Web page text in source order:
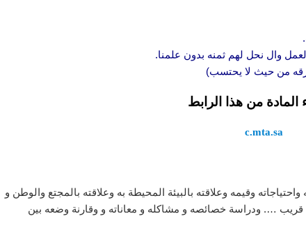
وال نحل لهم ثمنه بدون علمنا.
من حيث لا يحتسب)
المادة من هذا الرابط
c.mta.sa
وقيمه وعلاقته بالبيئة المحيطة به وعلاقته بالمجتع والوطن و
…. ودراسة خصائصه و مشاكله و معاناته و وقارنة وضعه بين